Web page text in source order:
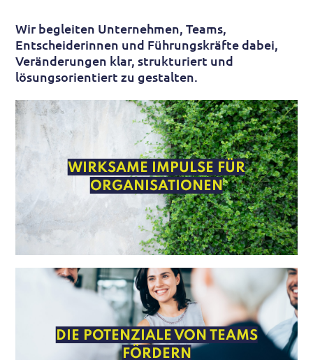
Wir begleiten Unternehmen, Teams,
Entscheiderinnen und Führungskräfte dabei,
Veränderungen klar, strukturiert und
lösungsorientiert zu gestalten.
WIRKSAME IMPULSE FÜR
ORGANISATIONEN
DIE POTENZIALE VON TEAMS
FÖRDERN